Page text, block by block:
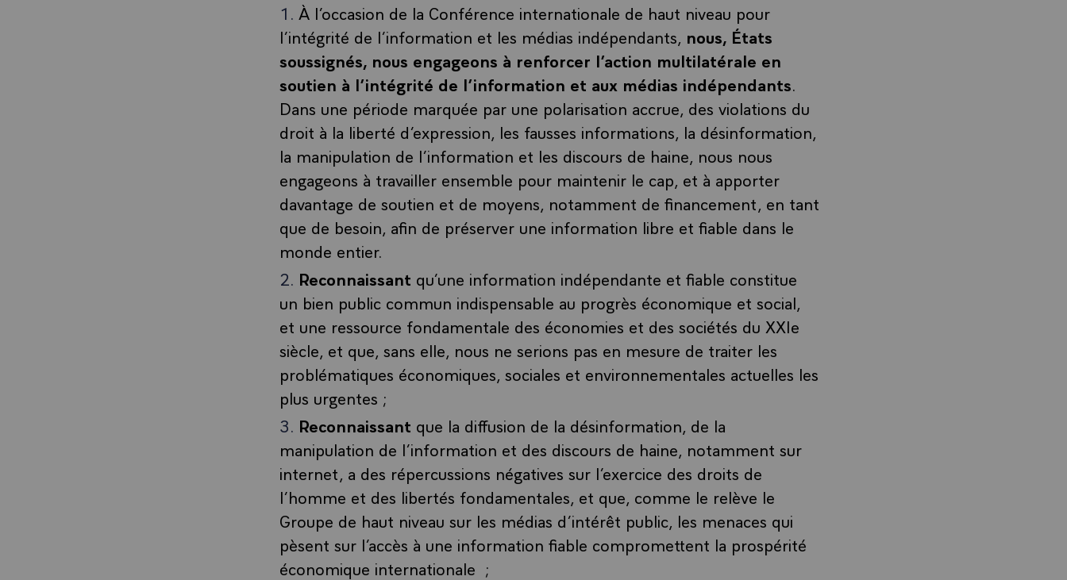
À l’occasion de la Conférence internationale de haut niveau pour
l’intégrité de l’information et les médias indépendants, nous, États
soussignés, nous engageons à renforcer l’action multilatérale en
soutien à l’intégrité de l’information et aux médias indépendants.
Dans une période marquée par une polarisation accrue, des violations du
droit à la liberté d’expression, les fausses informations, la désinformation,
la manipulation de l’information et les discours de haine, nous nous
engageons à travailler ensemble pour maintenir le cap, et à apporter
davantage de soutien et de moyens, notamment de financement, en tant
que de besoin, afin de préserver une information libre et fiable dans le
monde entier.
Reconnaissant qu’une information indépendante et fiable constitue
un bien public commun indispensable au progrès économique et social,
et une ressource fondamentale des économies et des sociétés du XXIe
siècle, et que, sans elle, nous ne serions pas en mesure de traiter les
problématiques économiques, sociales et environnementales actuelles les
plus urgentes ;
Reconnaissant que la diffusion de la désinformation, de la
manipulation de l’information et des discours de haine, notamment sur
internet, a des répercussions négatives sur l’exercice des droits de
l’homme et des libertés fondamentales, et que, comme le relève le
Groupe de haut niveau sur les médias d’intérêt public, les menaces qui
pèsent sur l’accès à une information fiable compromettent la prospérité
économique internationale ;